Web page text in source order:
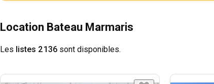
Location Bateau Marmaris
Les listes 2 136 sont disponibles.